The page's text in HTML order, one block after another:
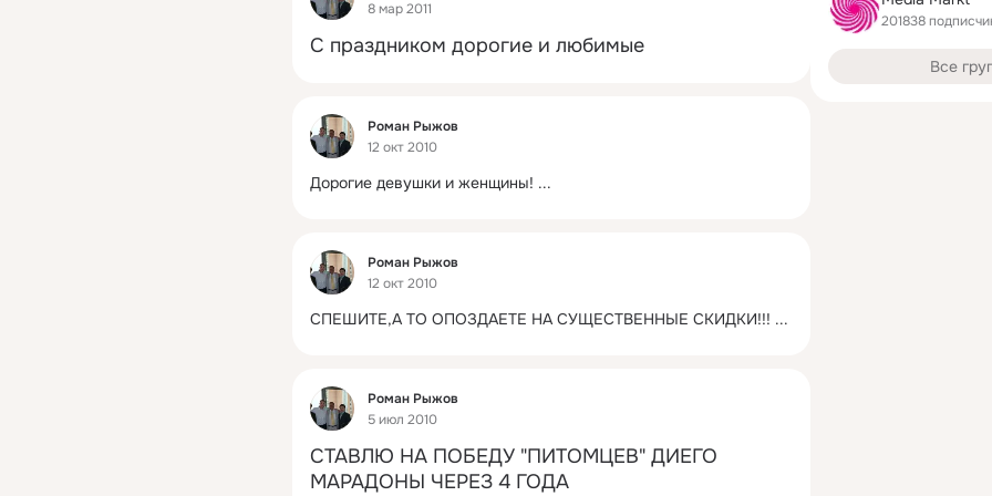
8 мар 2011
С праздником дорогие и любимые
Фид
Роман Рыжов
12 окт 2010
Дорогие девушки и женщины! ...
Фид
Роман Рыжов
12 окт 2010
СПЕШИТЕ,А ТО ОПОЗДАЕТЕ НА СУЩЕСТВЕННЫЕ СКИДКИ!!! ...
Фид
Роман Рыжов
5 июл 2010
СТАВЛЮ НА ПОБЕДУ "ПИТОМЦЕВ" ДИЕГО
МАРАДОНЫ ЧЕРЕЗ 4 ГОДА
201838
Все